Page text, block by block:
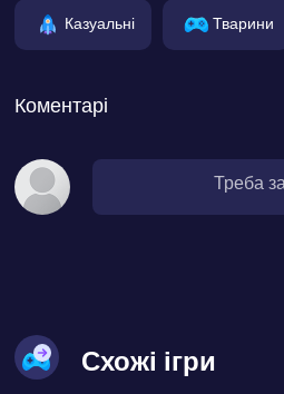
Казуальні Тварини
Коментарі
Треба
Схожі ігри